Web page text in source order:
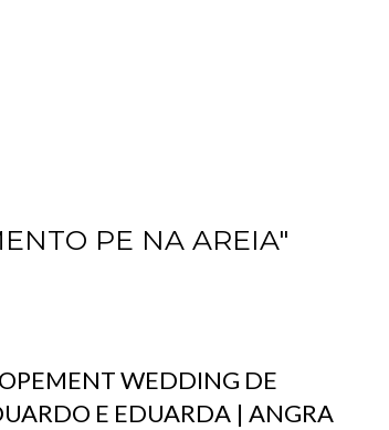
PE NA AREIA"
WEDDING DE
E EDUARDA | ANGRA